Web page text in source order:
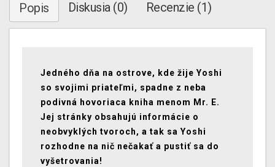
Popis Diskusia (0) Recenzie (1)
Jedného dňa na ostrove, kde žije Yoshi
so svojimi priateľmi, spadne z neba
podivná hovoriaca kniha menom Mr. E.
Jej stránky obsahujú informácie o
neobvyklých tvoroch, a tak sa Yoshi
rozhodne na nič nečakať a pustiť sa do
vyšetrovania!